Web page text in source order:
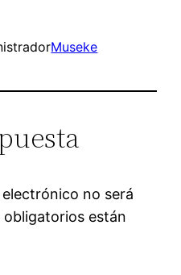
Museke
no será
obligatorios están